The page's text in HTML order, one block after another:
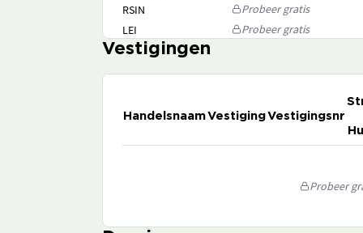
RSIN
Probeer gratis
LEI
Probeer gratis
Vestigingen
HandelsnaamVestigingVestigingsnr
Probeer